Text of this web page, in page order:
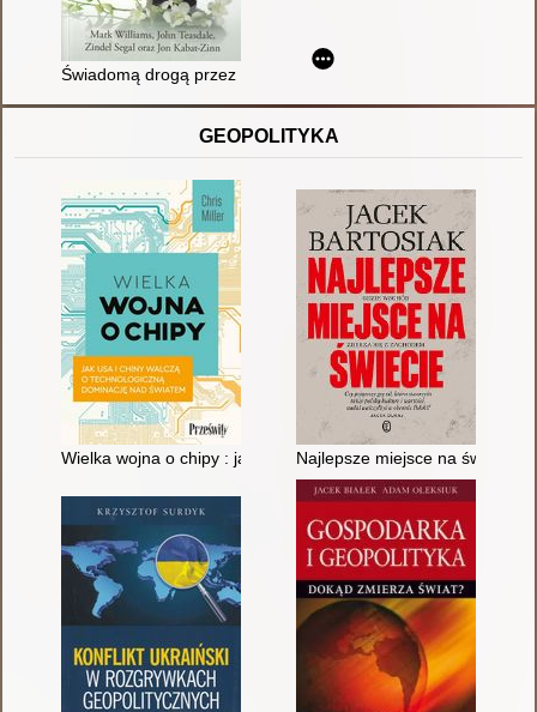
Świadomą drogą przez depresję : wolność od chronicznego
GEOPOLITYKA
Wielka wojna o chipy : jak USA i Chiny walczą o
Najlepsze miejsce na świecie :